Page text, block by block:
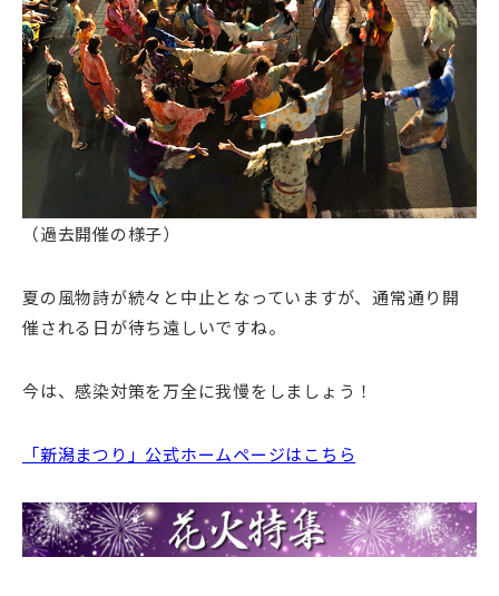
（過去開催の様子）
夏の風物詩が続々と中止となっていますが、通常通り開
催される日が待ち遠しいですね。
今は、感染対策を万全に我慢をしましょう！
「新潟まつり」公式ホームページはこちら